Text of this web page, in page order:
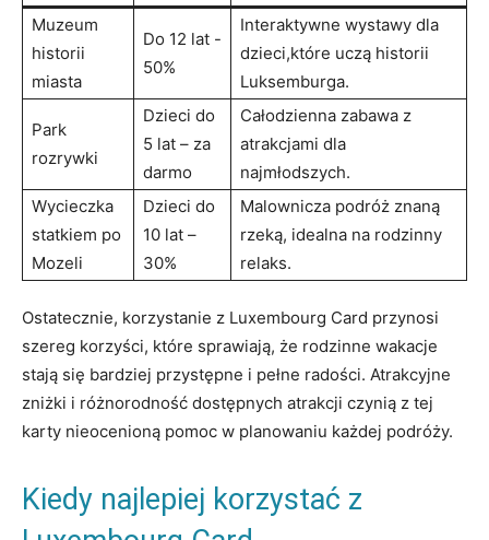
Muzeum‌
historii
miasta
Do ⁢12 ‌lat -​
50%
Interaktywne ‍wystawy ‌dla
dzieci,które uczą ‌historii
⁢Luksemburga.
Park
rozrywki
Dzieci‍ do
5 lat – za
darmo
Całodzienna zabawa z
atrakcjami dla
najmłodszych.
Wycieczka
statkiem ‍po⁣
Mozeli
Dzieci do
10‍ lat –
30%
Malownicza podróż znaną
rzeką,‍ idealna na rodzinny
relaks.
Ostatecznie, korzystanie z Luxembourg Card‌ przynosi
szereg korzyści, które sprawiają, ‌że rodzinne wakacje
stają się bardziej ​przystępne i pełne ‍radości. ⁢Atrakcyjne
zniżki ⁣i różnorodność dostępnych atrakcji czynią z ​tej
karty nieocenioną pomoc w planowaniu każdej podróży.
Kiedy najlepiej korzystać z